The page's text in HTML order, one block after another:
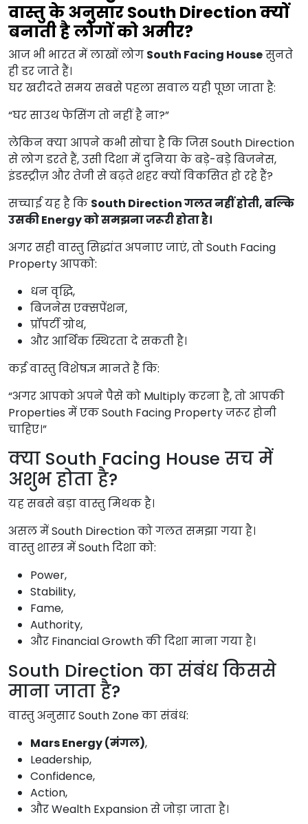
वास्तु के अनुसार South Direction क्यों
बनाती है लोगों को अमीर?
आज भी भारत में लाखों लोग South Facing Houseसुनते
ही डर जाते हैं।
घर खरीदते समय सबसे पहला सवाल यही पूछा जाता है:
“घर साउथ फेसिंग तो नहीं है ना?”
लेकिन क्या आपने कभी सोचा है कि जिस South Direction
से लोग डरते हैं, उसी दिशा में दुनिया के बड़े-बड़े बिजनेस,
इंडस्ट्रीज़ और तेजी से बढ़ते शहर क्यों विकसित हो रहे हैं?
सच्चाई यह है कि South Direction गलत नहीं होती, बल्कि
उसकी Energy को समझना जरूरी होता है।
अगर सही वास्तु सिद्धांत अपनाए जाएं, तो South Facing
Property आपको:
धन वृद्धि,
बिजनेस एक्सपेंशन,
प्रॉपर्टी ग्रोथ,
और आर्थिक स्थिरता दे सकती है।
कई वास्तु विशेषज्ञ मानते हैं कि:
“अगर आपको अपने पैसे को Multiply करना है, तो आपकी
Properties में एक South Facing Property जरूर होनी
चाहिए।”
क्या South Facing House सच में
अशुभ होता है?
यह सबसे बड़ा वास्तु मिथक है।
असल में South Direction को गलत समझा गया है।
वास्तु शास्त्र में South दिशा को:
Power,
Stability,
Fame,
Authority,
और Financial Growth की दिशा माना गया है।
South Direction का संबंध किससे
माना जाता है?
वास्तु अनुसार South Zone का संबंध:
Mars Energy (मंगल),
Leadership,
Confidence,
Action,
और Wealth Expansion से जोड़ा जाता है।